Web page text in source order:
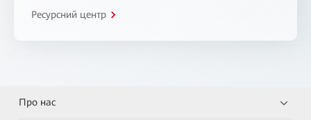
Ресурсний центр
Про нас